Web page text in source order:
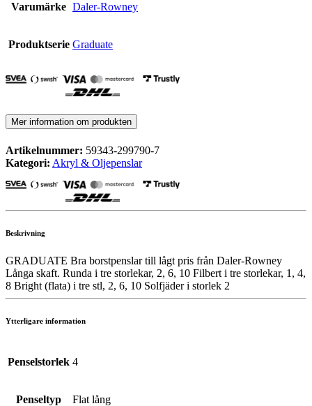
Varumärke Daler-Rowney
Produktserie Graduate
Mer information om produkten
Artikelnummer: 59343-299790-7
Kategori: Akryl & Oljepenslar
Beskrivning
GRADUATE Bra borstpenslar till lågt pris från Daler-Rowney
Långa skaft. Runda i tre storlekar, 2, 6, 10 Filbert i tre storlekar, 1, 4,
8 Bright (flata) i tre stl, 2, 6, 10 Solfjäder i storlek 2
Ytterligare information
Penselstorlek 4
Penseltyp Flat lång